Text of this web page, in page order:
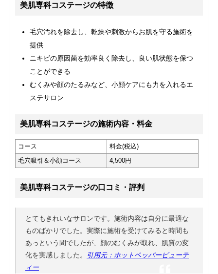
美肌専科コステージの特徴
毛穴汚れを除去し、乾燥や刺激からお肌を守る施術を
提供
ニキビの原因菌を効率良く除去し、良い肌状態を保つ
ことができる
むくみや顔のたるみなど、小顔ケアにも力を入れるエ
ステサロン
美肌専科コステージの施術内容・料金
コース
料金(税込)
毛穴吸引＆小顔コース
4,500円
美肌専科コステージの口コミ・評判
とてもきれいなサロンです。施術内容は自分に最適な
ものばかりでした。実際に施術を受けてみると時間も
あっという間でしたが、顔のむくみが取れ、肌質の変
化を実感しました。
引用元：ホットペッパービューテ
ィー